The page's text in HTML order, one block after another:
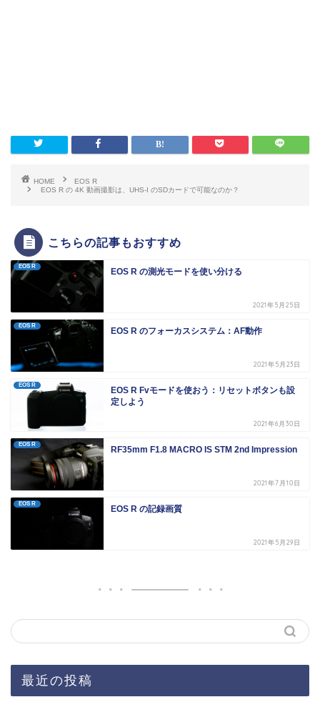
HOME
EOS R
EOS R の 4K 動画撮影は、UHS-I のSDカードで可能なのか？
こちらの記事もおすすめ
EOS R
EOS R の測光モードを使い分ける
2021年5月25日
EOS R
EOS R のフォーカスシステム：AF動作
2021年5月23日
EOS R
EOS R Fvモードを使おう：リセットボタンも設
定しよう
2021年6月30日
EOS R
RF35mm F1.8 MACRO IS STM 2nd Impression
2021年7月10日
EOS R
EOS R の記録画質
2021年5月29日
最近の投稿